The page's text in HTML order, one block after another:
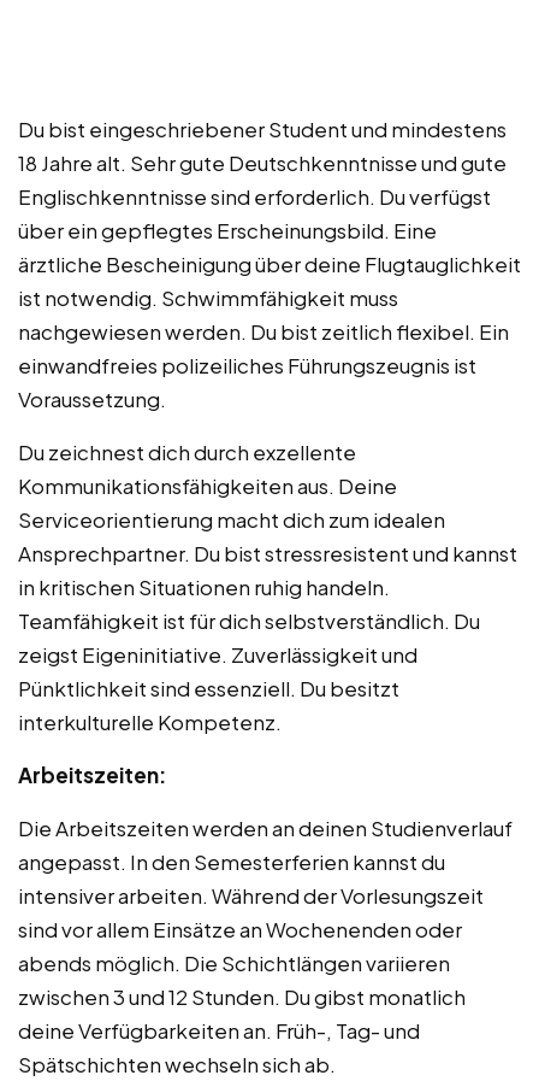
Du bist eingeschriebener Student und mindestens
18 Jahre alt. Sehr gute Deutschkenntnisse und gute
Englischkenntnisse sind erforderlich. Du verfügst
über ein gepflegtes Erscheinungsbild. Eine
ärztliche Bescheinigung über deine Flugtauglichkeit
ist notwendig. Schwimmfähigkeit muss
nachgewiesen werden. Du bist zeitlich flexibel. Ein
einwandfreies polizeiliches Führungszeugnis ist
Voraussetzung.
Du zeichnest dich durch exzellente
Kommunikationsfähigkeiten aus. Deine
Serviceorientierung macht dich zum idealen
Ansprechpartner. Du bist stressresistent und kannst
in kritischen Situationen ruhig handeln.
Teamfähigkeit ist für dich selbstverständlich. Du
zeigst Eigeninitiative. Zuverlässigkeit und
Pünktlichkeit sind essenziell. Du besitzt
interkulturelle Kompetenz.
Arbeitszeiten:
Die Arbeitszeiten werden an deinen Studienverlauf
angepasst. In den Semesterferien kannst du
intensiver arbeiten. Während der Vorlesungszeit
sind vor allem Einsätze an Wochenenden oder
abends möglich. Die Schichtlängen variieren
zwischen 3 und 12 Stunden. Du gibst monatlich
deine Verfügbarkeiten an. Früh-, Tag- und
Spätschichten wechseln sich ab.